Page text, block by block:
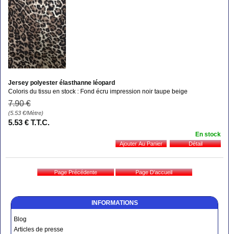
INFORMATIONS
Blog
Articles de presse
Jersey polyester élasthanne léopard
Coloris du tissu en stock : Fond écru impression noir taupe beige
7.90 €
(5.53 €/Mètre)
5.53 € T.T.C.
En stock